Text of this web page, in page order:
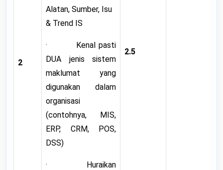
2
2.5
Alatan, Sumber, Isu
& Trend IS
· Kenal pasti
DUA jenis sistem
maklumat yang
digunakan dalam
organisasi
(contohnya, MIS,
ERP, CRM, POS,
DSS)
· Huraikan